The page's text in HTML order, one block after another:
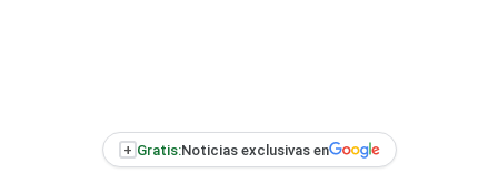
+ Gratis:Noticias exclusivas en